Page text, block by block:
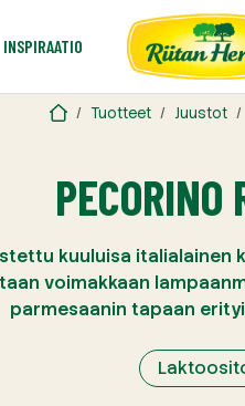
INSPIRAATIO
Tuotteet Juustot
PECORINO
kuuluisa italialainen
voimakkaan
parmesaanin tapaan